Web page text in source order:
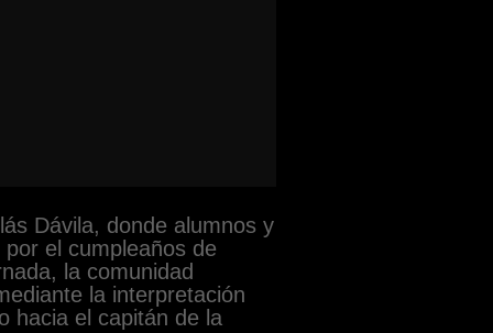
Dávila, donde alumnos y
el cumpleaños de
la comunidad
la interpretación
hacia el capitán de la